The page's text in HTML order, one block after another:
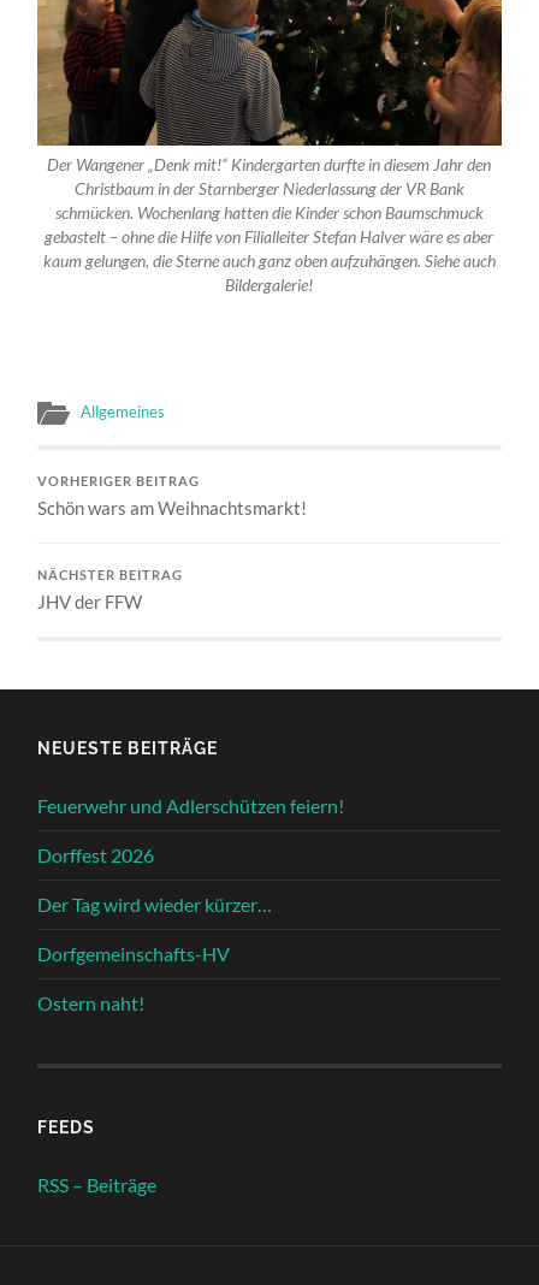
Der Wangener „Denk mit!“ Kindergarten durfte in diesem Jahr den
Christbaum in der Starnberger Niederlassung der VR Bank
schmücken. Wochenlang hatten die Kinder schon Baumschmuck
gebastelt – ohne die Hilfe von Filialleiter Stefan Halver wäre es aber
kaum gelungen, die Sterne auch ganz oben aufzuhängen. Siehe auch
Bildergalerie!
Allgemeines
VORHERIGER BEITRAG
Schön wars am Weihnachtsmarkt!
NÄCHSTER BEITRAG
JHV der FFW
NEUESTE BEITRÄGE
Feuerwehr und Adlerschützen feiern!
Dorffest 2026
Der Tag wird wieder kürzer…
Dorfgemeinschafts-HV
Ostern naht!
FEEDS
RSS – Beiträge